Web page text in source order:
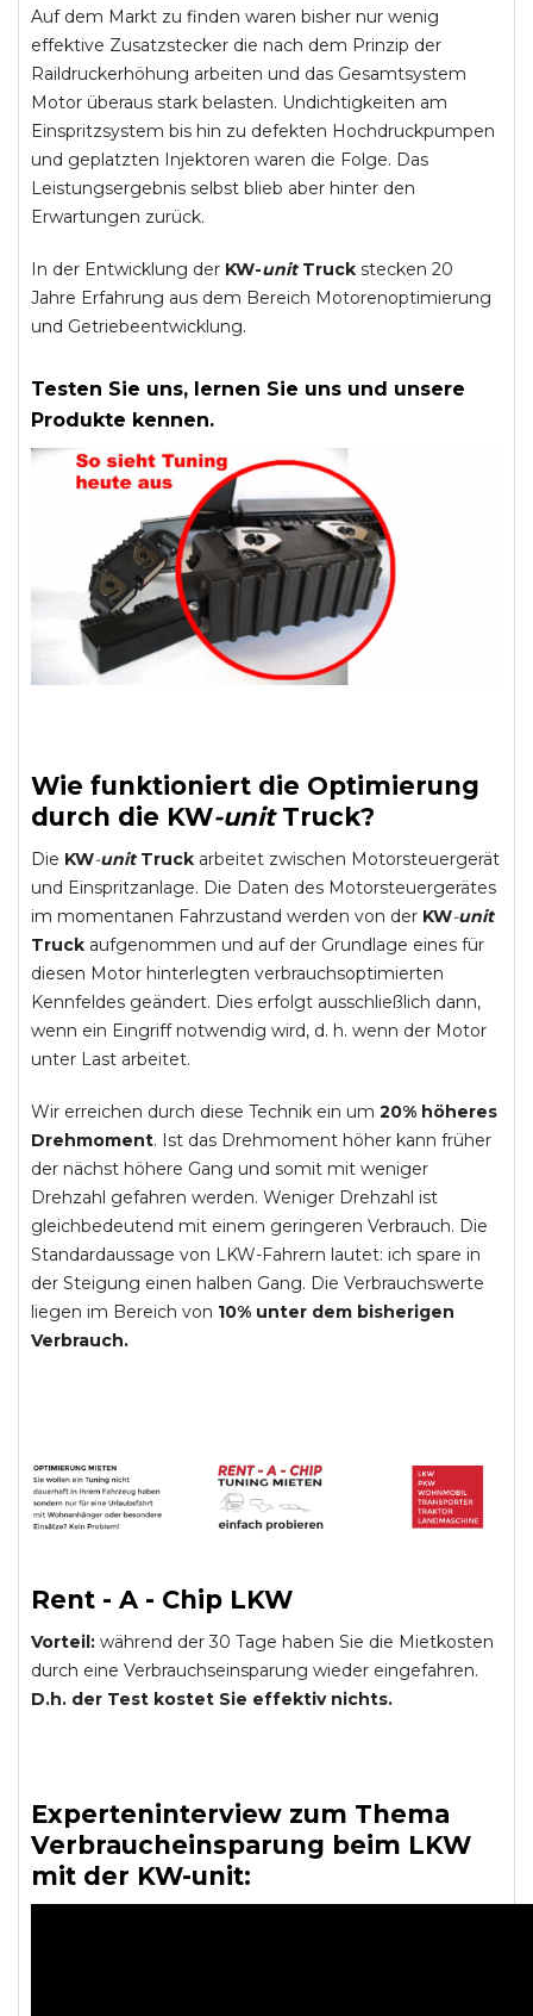
Auf dem Markt zu finden waren bisher nur wenig
effektive Zusatzstecker die nach dem Prinzip der
Raildruckerhöhung arbeiten und das Gesamtsystem
Motor überaus stark belasten. Undichtigkeiten am
Einspritzsystem bis hin zu defekten Hochdruckpumpen
und geplatzten Injektoren waren die Folge. Das
Leistungsergebnis selbst blieb aber hinter den
Erwartungen zurück.
In der Entwicklung der KW-unitTruck stecken 20
Jahre Erfahrung aus dem Bereich Motorenoptimierung
und Getriebeentwicklung.
Testen Sie uns, lernen Sie uns und unsere
Produkte kennen.
Wie funktioniert die Optimierung
durch die KW-unit Truck?
Die KW-unit Truck arbeitet zwischen Motorsteuergerät
und Einspritzanlage. Die Daten des Motorsteuergerätes
im momentanen Fahrzustand werden von der KW-unit
Truck aufgenommen und auf der Grundlage eines für
diesen Motor hinterlegten verbrauchsoptimierten
Kennfeldes geändert. Dies erfolgt ausschließlich dann,
wenn ein Eingriff notwendig wird, d. h. wenn der Motor
unter Last arbeitet.
Wir erreichen durch diese Technik ein um 20% höheres
Drehmoment. Ist das Drehmoment höher kann früher
der nächst höhere Gang und somit mit weniger
Drehzahl gefahren werden. Weniger Drehzahl ist
gleichbedeutend mit einem geringeren Verbrauch. Die
Standardaussage von LKW-Fahrern lautet: ich spare in
der Steigung einen halben Gang. Die Verbrauchswerte
liegen im Bereich von 10% unter dem bisherigen
Verbrauch.
Rent - A - Chip LKW
Vorteil: während der 30 Tage haben Sie die Mietkosten
durch eine Verbrauchseinsparung wieder eingefahren.
D.h. der Test kostet Sie effektiv nichts.
Experteninterview zum Thema
Verbraucheinsparung beim LKW
mit der KW-unit: